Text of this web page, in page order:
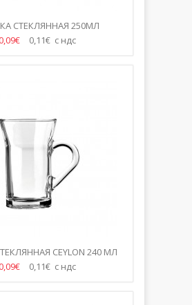
СТЕКЛЯННАЯ 250МЛ
0,11€ с ндс
CEYLON 240 МЛ
0,11€ с ндс